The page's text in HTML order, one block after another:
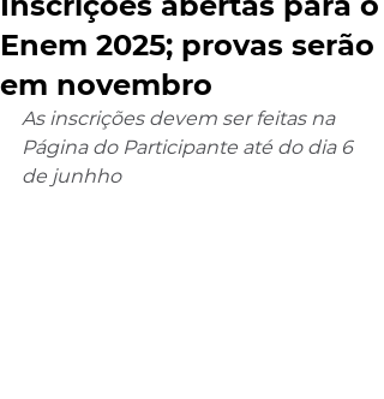
Enem 2025; provas serão
em novembro
As inscrições devem ser feitas na
Página do Participante até do dia 6
de junhho